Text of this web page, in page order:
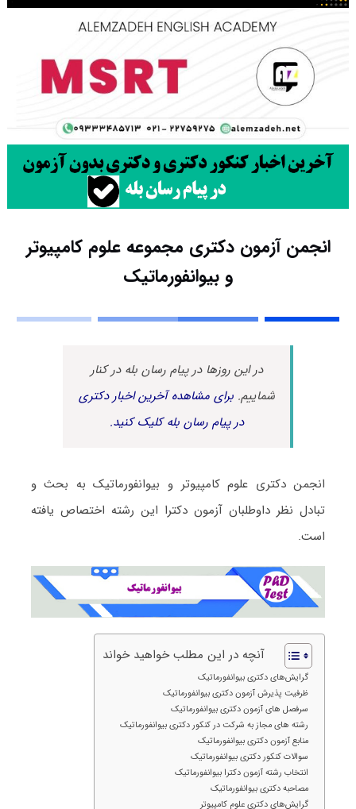
انجمن آزمون دکتری مجموعه علوم کامپیوتر
و بیوانفورماتیک
در این روزها در پیام رسان بله در کنار
شماییم.برای مشاهده آخرین اخبار دکتری
در پیام رسان بله کلیک کنید.
انجمن دکتری علوم کامپیوتر و بیوانفورماتیک به بحث و
تبادل نظر داوطلبان آزمون دکترا این رشته اختصاص یافته
است.
آنچه در این مطلب خواهید خواند
گرایش‌های دکتری بیوانفورماتیک
ظرفیت پذیرش آزمون دکتری بیوانفورماتیک
سرفصل های آزمون دکتری بیوانفورماتیک
رشته های مجاز به شرکت در کنکور دکتری بیوانفورماتیک
منابع آزمون دکتری بیوانفورماتیک
سوالات کنکور دکتری بیوانفورماتیک
انتخاب رشته آزمون دکترا بیوانفورماتیک
مصاحبه دکتری بیوانفورماتیک
گرایش‌های دکتری علوم کامپیوتر